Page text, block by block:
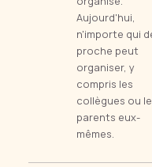
Aujourd'hui,
n'importe qui
proche peut
organiser, y
compris les
collègues ou
parents eux-
mêmes.